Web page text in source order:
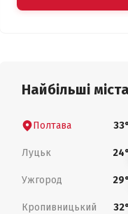
Найбільші
Полтава 33°
Луцьк 24°
Ужгород 29°
Кропивницький 32°